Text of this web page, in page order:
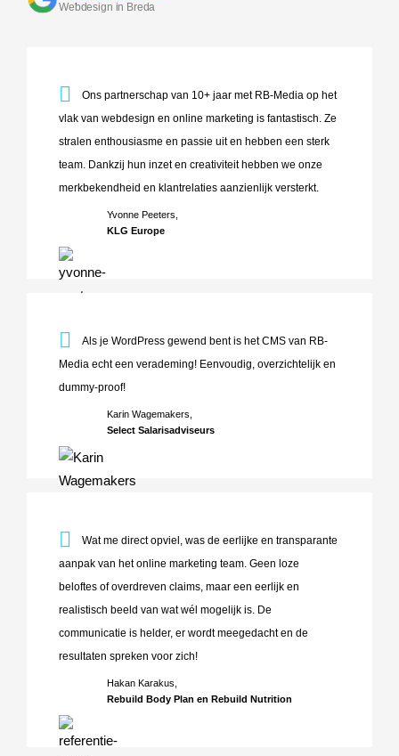
Webdesign in Breda
Yvonne Peeters,
KLG Europe
Ons partnerschap van 10+ jaar met RB-Media op het
vlak van webdesign en online marketing is fantastisch. Ze
stralen enthousiasme en passie uit en hebben een sterk
team. Dankzij hun inzet en creativiteit hebben we onze
merkbekendheid en klantrelaties aanzienlijk versterkt.
Ons partnerschap van 10+ jaar met RB-Media op het
Karin Wagemakers,
Select Salarisadviseurs
Als je WordPress gewend bent is het CMS van RB-
Media echt een verademing! Eenvoudig, overzichtelijk en
dummy-proof!
Als je WordPress gewend bent is het CMS van RB-
Hakan Karakus,
Rebuild Body Plan en Rebuild Nutrition
Wat me direct opviel, was de eerlijke en transparante
aanpak van het online marketing team. Geen loze
beloftes of overdreven claims, maar een eerlijk en
realistisch beeld van wat wél mogelijk is. De
communicatie is helder, er wordt meegedacht en de
resultaten spreken voor zich!
Wat me direct opviel, was de eerlijke en transparante